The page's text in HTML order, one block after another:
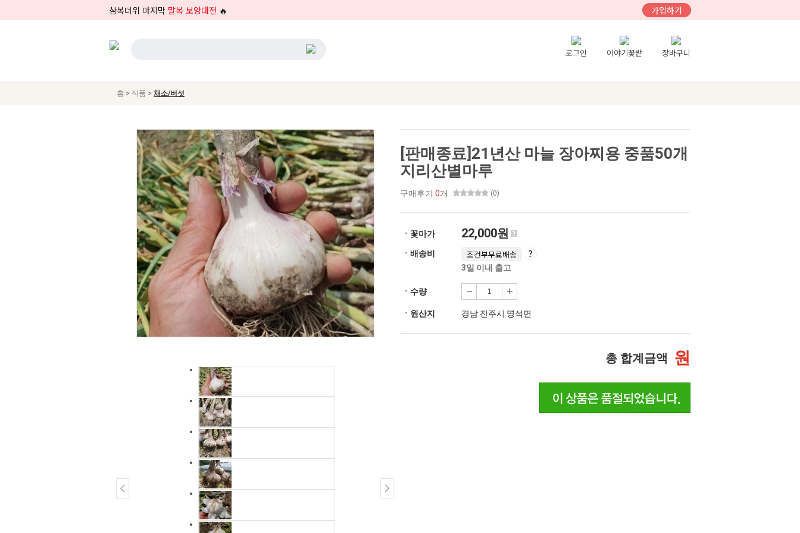
삼복더위 마지막 말복 보양대전 🔥 가입하기
로그인 이야기꽃밭 장바구니
홈 > 식품 > 채소/버섯
[판매종료]21년산 마늘 장아찌용 중품50개
지리산별마루
구매후기 0개 (0)
ㆍ꽃마가 22,000원
ㆍ배송비 조건부무료배송
3일 이내 출고
ㆍ수량
ㆍ원산지 경남 진주시 명석면
총 합계금액 원